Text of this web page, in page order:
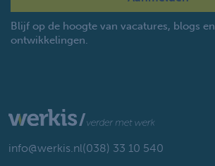
Blijf op de hoogte van vacatures, blogs en
ontwikkelingen.
info@werkis.nl(038) 33 10 540